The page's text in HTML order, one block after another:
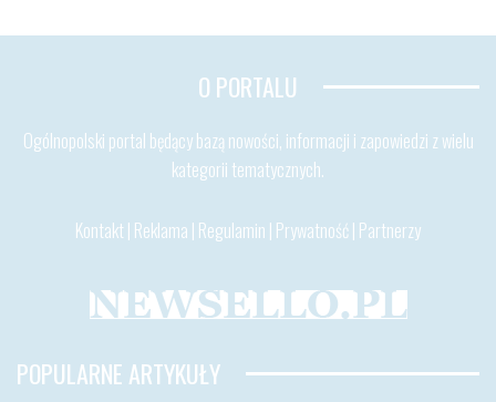
O PORTALU
Ogólnopolski portal będący bazą nowości, informacji i zapowiedzi z wielu
kategorii tematycznych.
Kontakt | Reklama | Regulamin | Prywatność| Partnerzy
POPULARNE ARTYKUŁY